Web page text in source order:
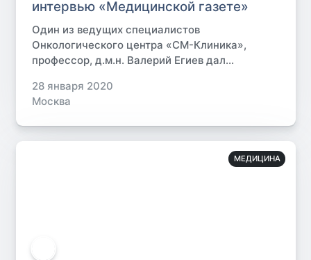
интервью «Медицинской газете»
Один из ведущих специалистов
Онкологического центра «СМ-Клиника»,
профессор, д.м.н. Валерий Егиев дал...
28 января 2020
Москва
МЕДИЦИНА